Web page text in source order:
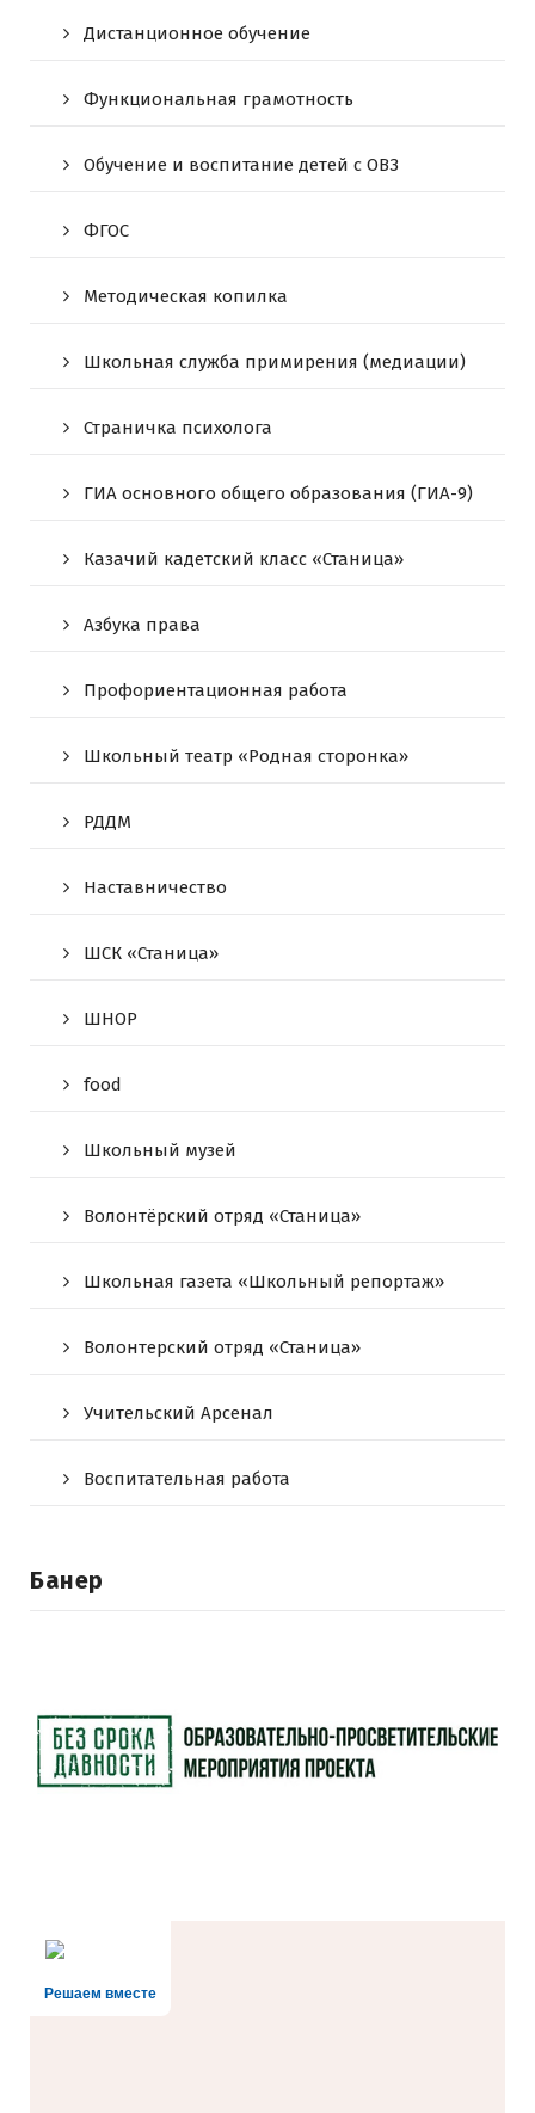
Дистанционное обучение
Функциональная грамотность
Обучение и воспитание детей с ОВЗ
ФГОС
Методическая копилка
Школьная служба примирения (медиации)
Страничка психолога
ГИА основного общего образования (ГИА-9)
Казачий кадетский класс «Станица»
Азбука права
Профориентационная работа
Школьный театр «Родная сторонка»
РДДМ
Наставничество
ШСК «Станица»
ШНОР
food
Школьный музей
Волонтёрский отряд «Станица»
Школьная газета «Школьный репортаж»
Волонтерский отряд «Станица»
Учительский Арсенал
Воспитательная работа
Банер
Решаем вместе